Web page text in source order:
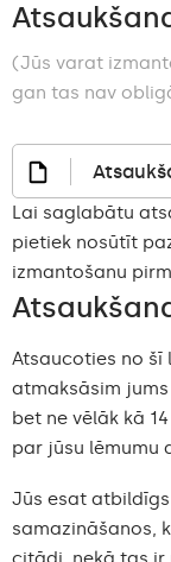
(Jūs varat
gan tas nav
Lai saglabātu
pietiek nosūtīt
izmantošanu
Atsaucoties no šī
atmaksāsim
bet ne vēlāk kā
par jūsu lēmumu
Jūs esat
samazināšanos,